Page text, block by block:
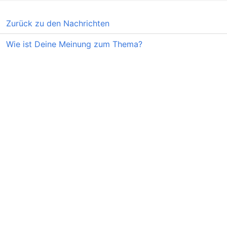
Zurück zu den Nachrichten
Wie ist Deine Meinung zum Thema?